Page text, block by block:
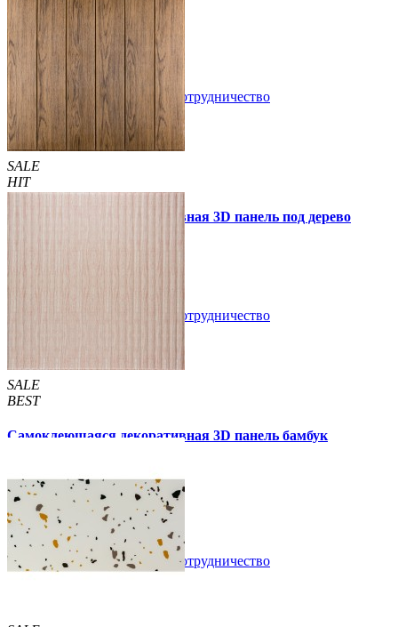
990 грн. 1 390 грн.
Купить В закладки Сотрудничество
SALE
HIT
Самоклеющаяся декоративная 3D панель под дерево
Сотрудничество
SALE
BEST
Самоклеющаяся декоративная 3D панель бамбук
129 грн. /шт 160 грн. /шт
Купить В закладки Сотрудничество